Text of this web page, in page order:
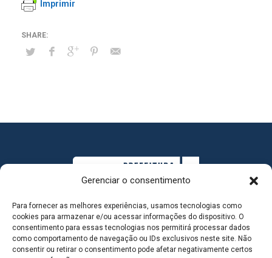
Gerenciar o consentimento
Para fornecer as melhores experiências, usamos tecnologias como
cookies para armazenar e/ou acessar informações do dispositivo. O
consentimento para essas tecnologias nos permitirá processar dados
como comportamento de navegação ou IDs exclusivos neste site. Não
consentir ou retirar o consentimento pode afetar negativamente certos
Imprimir
MAPA DO SITE